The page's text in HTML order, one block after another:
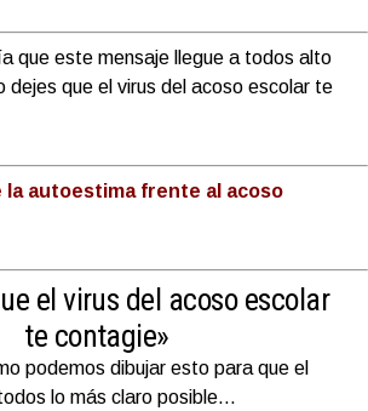
que este mensaje llegue a todos alto
dejes que el virus del acoso escolar te
la autoestima frente al acoso
el virus del acoso escolar
te contagie»
podemos dibujar esto para que el
lo más claro posible…